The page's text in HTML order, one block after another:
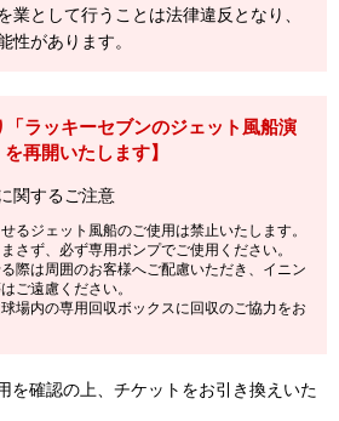
業として行うことは法律違反となり、
性があります。
「ラッキーセブンのジェット風船演
再開いたします】
関するご注意
るジェット風船のご使用は禁止いたします。
さず、必ず専用ポンプでご使用ください。
際は周囲のお客様へご配慮いただき、イニン
ご遠慮ください。
場内の専用回収ボックスに回収のご協力をお
を確認の上、チケットをお引き換えいた